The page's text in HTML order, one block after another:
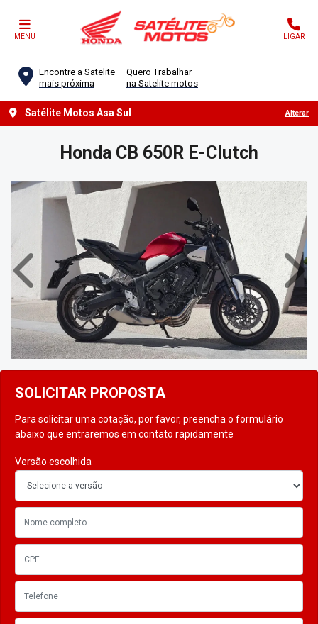
MENU LIGAR
Encontre a Satelite
mais próxima
Quero Trabalhar
na Satelite motos
Satélite Motos Asa Sul Alterar
Honda CB 650R E-Clutch
SOLICITAR PROPOSTA
Para solicitar uma cotação, por favor, preencha o formulário
abaixo que entraremos em contato rapidamente
Versão escolhida
Anterior